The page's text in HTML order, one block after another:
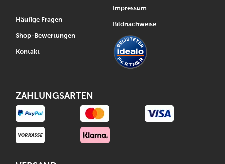
Häufige Fragen
Shop-Bewertungen
Kontakt
Impressum
Bildnachweise
ZAHLUNGSARTEN